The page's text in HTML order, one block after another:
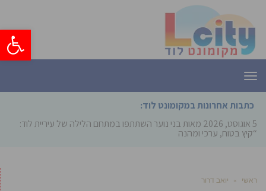
פתח
תפריט
כתבות אחרונות במקומונט לוד:
5 אוגוסט, 2026
מאות בני נוער השתתפו במתחם הלילה של עיריית לוד:
“קיץ בטוח, ערכי ומהנה”
ראשי » יואב דרור